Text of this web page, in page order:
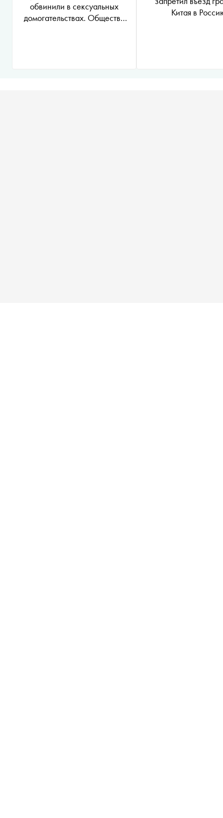
обвинили в сексуальных
домогательствах. Общество
Китая в